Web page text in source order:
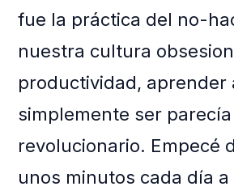
fue la práctica del no-
nuestra cultura
productividad, aprender
simplemente ser
revolucionario. Empecé
unos minutos cada día